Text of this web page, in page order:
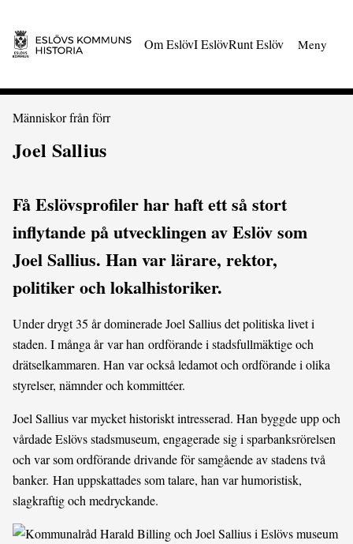
Om EslövI EslövRunt Eslöv Meny
Du är här:
Människor från förr
Joel Sallius
Få Eslövsprofiler har haft ett så stort
inflytande på utvecklingen av Eslöv som
Joel Sallius. Han var lärare, rektor,
politiker och lokalhistoriker.
Under drygt 35 år dominerade Joel Sallius det politiska livet i
staden. I många år var han ordförande i stadsfullmäktige och
drätselkammaren. Han var också ledamot och ordförande i olika
styrelser, nämnder och kommittéer.
Joel Sallius var mycket historiskt intresserad. Han byggde upp och
vårdade Eslövs stadsmuseum, engagerade sig i sparbanksrörelsen
och var som ordförande drivande för samgående av stadens två
banker. Han uppskattades som talare, han var humoristisk,
slagkraftig och medryckande.